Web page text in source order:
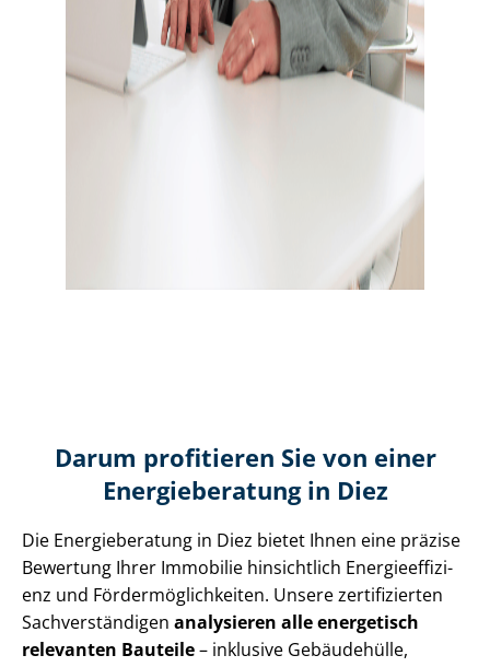
Darum profitieren Sie von einer
Energieberatung in Diez
Die Energieberatung in Diez bietet Ihnen eine präzise
Bewertung Ihrer Immobilie hinsichtlich En­er­gie­ef­fi­zi­
enz und För­der­mög­lich­kei­ten. Unsere zertifizierten
Sach­ver­stän­di­gen analysieren alle energetisch
relevanten Bauteile– inklusive Gebäudehülle,